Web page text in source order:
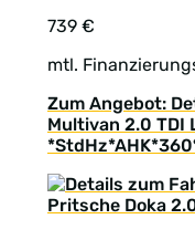
739 €
mtl.
Zum Angebot:
Multivan 2.0 TDI